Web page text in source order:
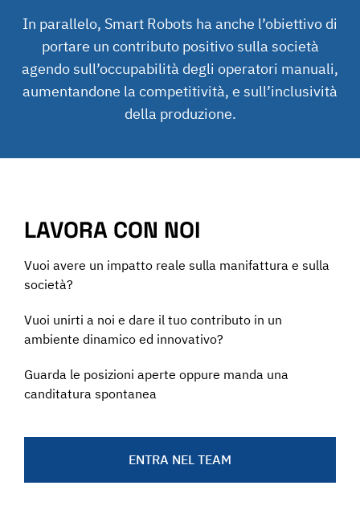
In parallelo, Smart Robots ha anche l’obiettivo di
portare un contributo positivo sulla società
agendo sull’occupabilità degli operatori manuali,
aumentandone la competitività, e sull’inclusività
della produzione.
LAVORA CON NOI
Vuoi avere un impatto reale sulla manifattura e sulla
società?
Vuoi unirti a noi e dare il tuo contributo in un
ambiente dinamico ed innovativo?
Guarda le posizioni aperte oppure manda una
canditatura spontanea
ENTRA NEL TEAM